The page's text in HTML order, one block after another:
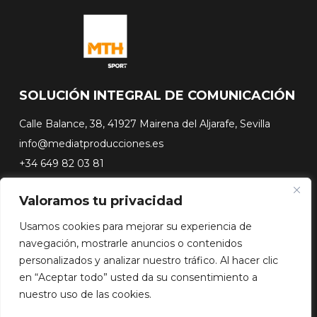
Valoramos tu privacidad
Usamos cookies para mejorar su experiencia de
navegación, mostrarle anuncios o contenidos
personalizados y analizar nuestro tráfico. Al hacer clic
en “Aceptar todo” usted da su consentimiento a
nuestro uso de las cookies.
SOLUCIÓN INTEGRAL DE COMUNICACIÓN
Calle Balance, 38, 41927 Mairena del Aljarafe, Sevilla
info@mediatproducciones.es
+34 649 82 03 81
#FLASHSURFING
#CONEXIONSURFING
A CONTRA PICO
DOCUSERIES